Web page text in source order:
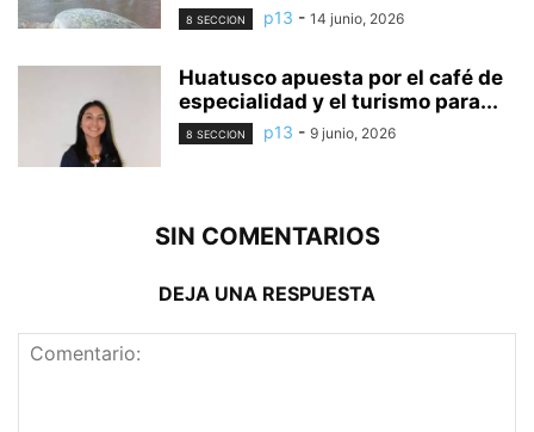
8 SECCION p13 - 14 junio, 2026
Huatusco apuesta por el café de
especialidad y el turismo para...
8 SECCION p13 - 9 junio, 2026
SIN COMENTARIOS
DEJA UNA RESPUESTA